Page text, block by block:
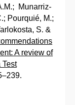
Munarriz-
Pourquié, M.;
S. &
A review of
Test